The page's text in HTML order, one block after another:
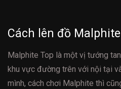
Cách lên đồ Malphite
Malphite Top là một vị tướng
khu vực đường trên với nội tại
mình, cách chơi Malphite thì